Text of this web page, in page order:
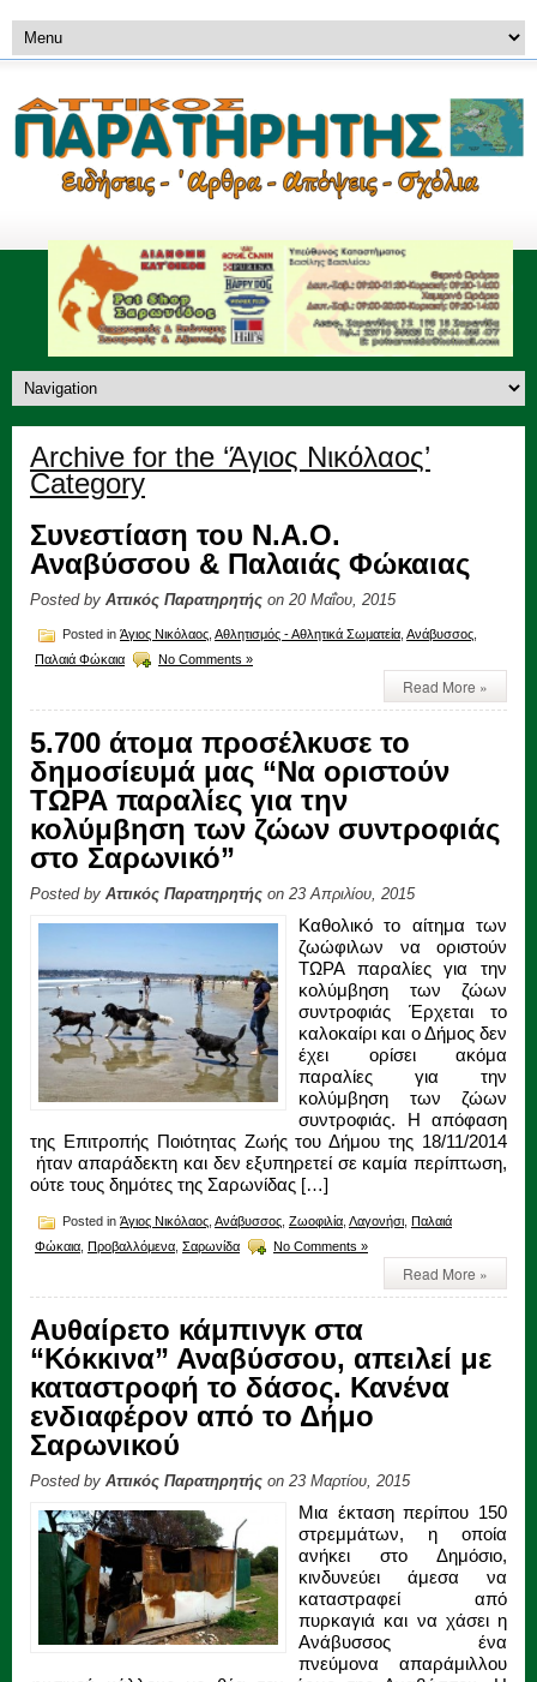
Archive for the ‘Άγιος Νικόλαος’
Category
Συνεστίαση του Ν.Α.Ο.
Αναβύσσου & Παλαιάς Φώκαιας
Posted by Αττικός Παρατηρητής on 20 Μαΐου, 2015
Posted in Άγιος Νικόλαος Αθλητισμός - Αθλητικά Σωματεία Ανάβυσσος
Παλαιά Φώκαια
No Comments »
Read More »
5.700 άτομα προσέλκυσε το
δημοσίευμά μας “Να οριστούν
ΤΩΡΑ παραλίες για την
κολύμβηση των ζώων συντροφιάς
στο Σαρωνικό”
Posted by Αττικός Παρατηρητής on 23 Απριλίου, 2015
Καθολικό το αίτημα των
ζωώφιλων να οριστούν
ΤΩΡΑ παραλίες για την
κολύμβηση των ζώων
συντροφιάς Έρχεται το
καλοκαίρι και ο Δήμος δεν
έχει ορίσει ακόμα
παραλίες για την
κολύμβηση των ζώων
συντροφιάς. Η απόφαση
της Επιτροπής Ποιότητας Ζωής του Δήμου της 18/11/2014
ήταν απαράδεκτη και δεν εξυπηρετεί σε καμία περίπτωση,
ούτε τους δημότες της Σαρωνίδας […]
Posted in Άγιος Νικόλαος Ανάβυσσος Ζωοφιλία Λαγονήσι Παλαιά
Φώκαια Προβαλλόμενα Σαρωνίδα No Comments »
Read More »
Αυθαίρετο κάμπινγκ στα
“Κόκκινα” Αναβύσσου, απειλεί με
καταστροφή το δάσος. Κανένα
ενδιαφέρον από το Δήμο
Σαρωνικού
Posted by Αττικός Παρατηρητής on 23 Μαρτίου, 2015
Μια έκταση περίπου 150
στρεμμάτων, η οποία
ανήκει στο Δημόσιο,
κινδυνεύει άμεσα να
καταστραφεί από
πυρκαγιά και να χάσει η
Ανάβυσσος ένα
πνεύμονα απαράμιλλου